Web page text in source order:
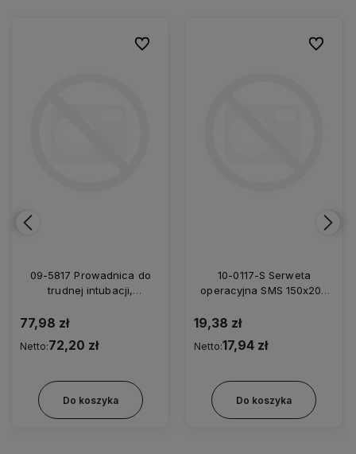
09-5817 Prowadnica do
trudnej intubacji,
jednorazowa z futerałem
77,98 zł
Netto:72,20 zł
Do koszyka
Do ulubionych
Do ulubionych
10-0117-S Serweta
operacyjna SMS 150x200
19,38 zł
Netto:17,94 zł
Do koszyka
Do
Do